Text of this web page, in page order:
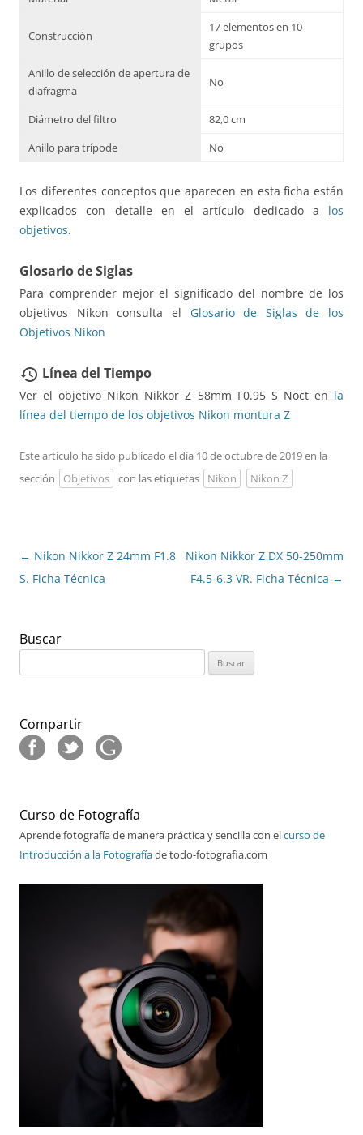
Construcción
17 elementos en 10
grupos
Anillo de selección de apertura de
diafragma
No
Diámetro del filtro
82,0 cm
Anillo para trípode
No
Los diferentes conceptos que aparecen en esta ficha están
explicados con detalle en el artículo dedicado a los
objetivos.
Glosario de Siglas
Para comprender mejor el significado del nombre de los
objetivos Nikon consulta el Glosario de Siglas de los
Objetivos Nikon
restore Línea del Tiempo
Ver el objetivo Nikon Nikkor Z 58mm F0.95 S Noct en la
línea del tiempo de los objetivos Nikon montura Z
Este artículo ha sido publicado el día 10 de octubre de 2019 en la
sección
Objetivos con las etiquetas Nikon Nikon Z
Navegación
de
← Nikon Nikkor Z 24mm F1.8
S. Ficha Técnica
Nikon Nikkor Z DX 50-250mm
F4.5-6.3 VR. Ficha Técnica →
Buscar
Compartir
Curso de Fotografía
Aprende fotografía de manera práctica y sencilla con elcurso de
Introducción a la Fotografíade todo-fotografia.com